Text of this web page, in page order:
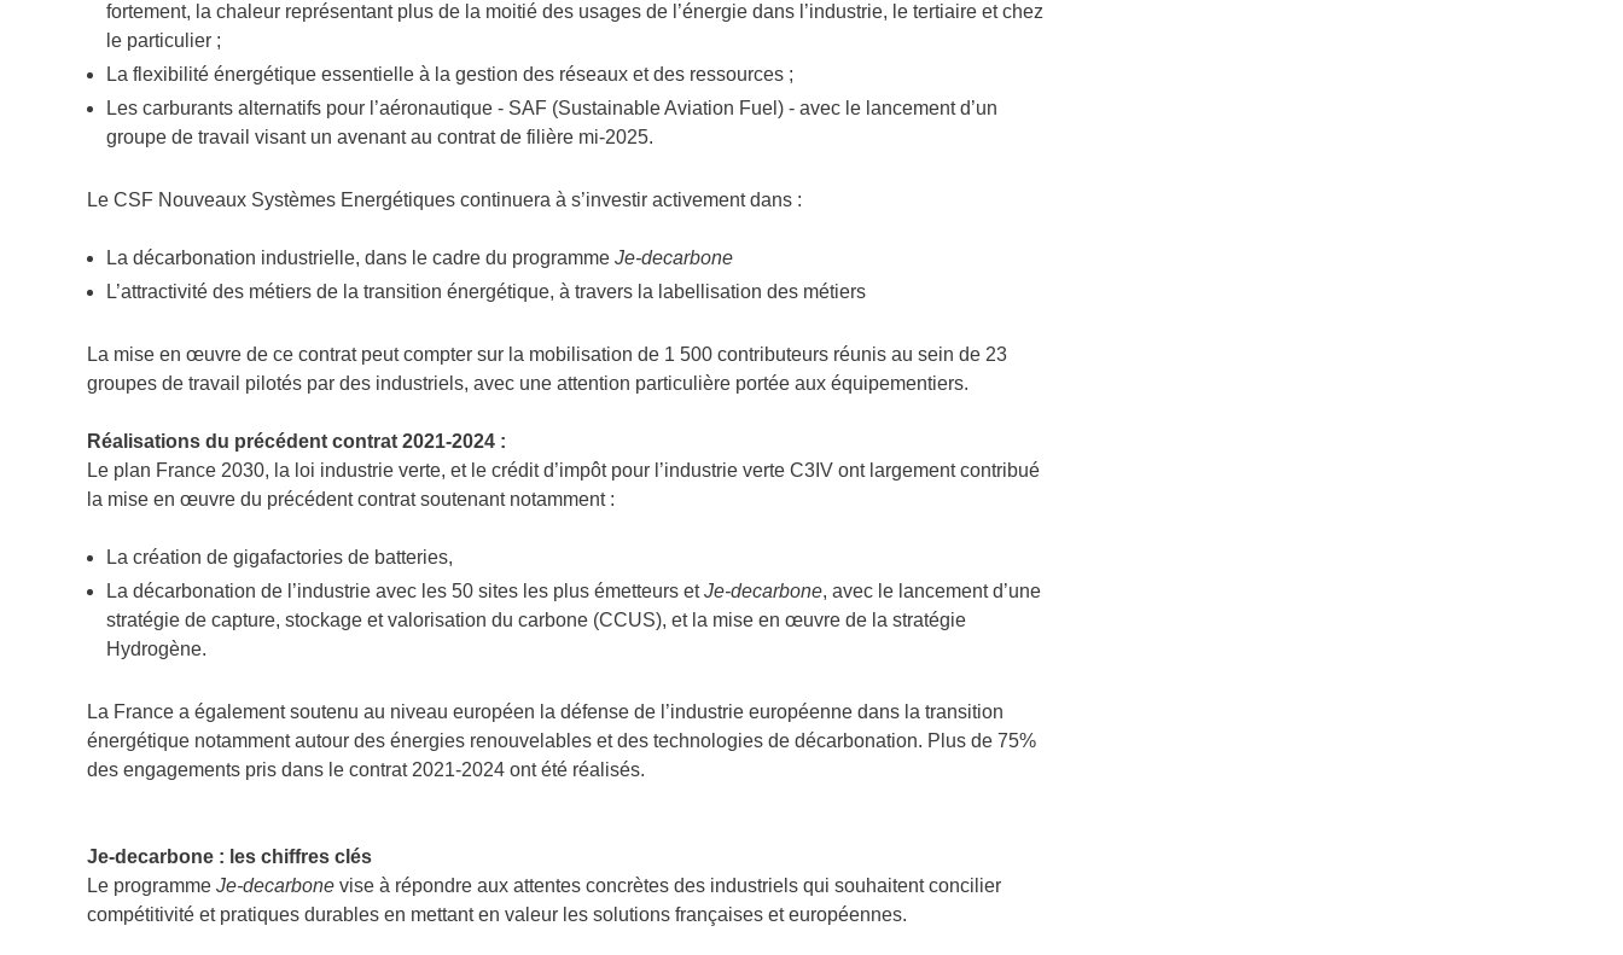
fortement, la chaleur représentant plus de la moitié des usages de l’énergie dans l’industrie, le tertiaire et chez
le particulier ;
La flexibilité énergétique essentielle à la gestion des réseaux et des ressources ;
Les carburants alternatifs pour l’aéronautique - SAF (Sustainable Aviation Fuel) - avec le lancement d’un
groupe de travail visant un avenant au contrat de filière mi-2025.
Le CSF Nouveaux Systèmes Energétiques continuera à s’investir activement dans :
La décarbonation industrielle, dans le cadre du programme Je-decarbone
L’attractivité des métiers de la transition énergétique, à travers la labellisation des métiers
La mise en œuvre de ce contrat peut compter sur la mobilisation de 1 500 contributeurs réunis au sein de 23
groupes de travail pilotés par des industriels, avec une attention particulière portée aux équipementiers.
Réalisations du précédent contrat 2021-2024 :
Le plan France 2030, la loi industrie verte, et le crédit d’impôt pour l’industrie verte C3IV ont largement contribué
la mise en œuvre du précédent contrat soutenant notamment :
La création de gigafactories de batteries,
La décarbonation de l’industrie avec les 50 sites les plus émetteurs etJe-decarbone, avec le lancement d’une
stratégie de capture, stockage et valorisation du carbone (CCUS), et la mise en œuvre de la stratégie
Hydrogène.
La France a également soutenu au niveau européen la défense de l’industrie européenne dans la transition
énergétique notamment autour des énergies renouvelables et des technologies de décarbonation. Plus de 75%
des engagements pris dans le contrat 2021-2024 ont été réalisés.
Je-decarbone : les chiffres clés
Le programme Je-decarbone vise à répondre aux attentes concrètes des industriels qui souhaitent concilier
compétitivité et pratiques durables en mettant en valeur les solutions françaises et européennes.